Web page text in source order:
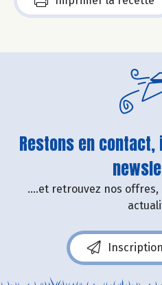
Restons en
....et retrouvez nos